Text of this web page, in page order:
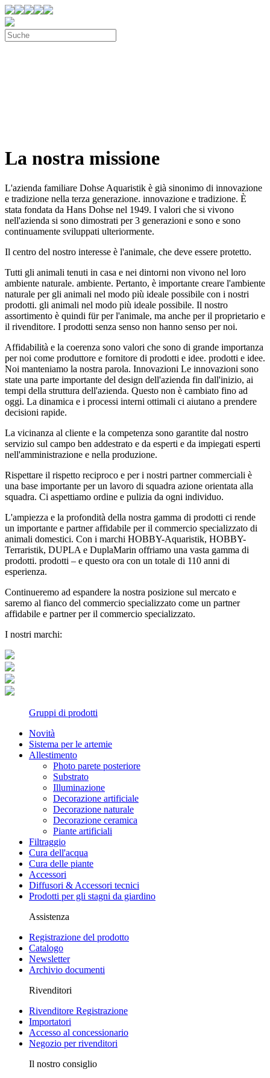
La nostra missione
L'azienda familiare Dohse Aquaristik è già sinonimo di innovazione
e tradizione nella terza generazione. innovazione e tradizione. È
stata fondata da Hans Dohse nel 1949. I valori che si vivono
nell'azienda si sono dimostrati per 3 generazioni e sono e sono
continuamente sviluppati ulteriormente.
Il centro del nostro interesse è l'animale, che deve essere protetto.
Tutti gli animali tenuti in casa e nei dintorni non vivono nel loro
ambiente naturale. ambiente. Pertanto, è importante creare l'ambiente
naturale per gli animali nel modo più ideale possibile con i nostri
prodotti. gli animali nel modo più ideale possibile. Il nostro
assortimento è quindi für per l'animale, ma anche per il proprietario e
il rivenditore. I prodotti senza senso non hanno senso per noi.
Affidabilità e la coerenza sono valori che sono di grande importanza
per noi come produttore e fornitore di prodotti e idee. prodotti e idee.
Noi manteniamo la nostra parola. Innovazioni Le innovazioni sono
state una parte importante del design dell'azienda fin dall'inizio, ai
tempi della struttura dell'azienda. Questo non è cambiato fino ad
oggi. La dinamica e i processi interni ottimali ci aiutano a prendere
decisioni rapide.
La vicinanza al cliente e la competenza sono garantite dal nostro
servizio sul campo ben addestrato e da esperti e da impiegati esperti
nell'amministrazione e nella produzione.
Rispettare il rispetto reciproco e per i nostri partner commerciali è
una base importante per un lavoro di squadra azione orientata alla
squadra. Ci aspettiamo ordine e pulizia da ogni individuo.
L'ampiezza e la profondità della nostra gamma di prodotti ci rende
un importante e partner affidabile per il commercio specializzato di
animali domestici. Con i marchi HOBBY-Aquaristik, HOBBY-
Terraristik, DUPLA e DuplaMarin offriamo una vasta gamma di
prodotti. prodotti – e questo ora con un totale di 110 anni di
esperienza.
Continueremo ad espandere la nostra posizione sul mercato e
saremo al fianco del commercio specializzato come un partner
affidabile e partner per il commercio specializzato.
I nostri marchi:
Gruppi di prodotti
Novità
Sistema per le artemie
Allestimento
Photo parete posteriore
Substrato
Illuminazione
Decorazione artificiale
Decorazione naturale
Decorazione ceramica
Piante artificiali
Filtraggio
Cura dell'acqua
Cura delle piante
Accessori
Diffusori & Accessori tecnici
Prodotti per gli stagni da giardino
Assistenza
Registrazione del prodotto
Catalogo
Newsletter
Archivio documenti
Rivenditori
Rivenditore Registrazione
Importatori
Accesso al concessionario
Negozio per rivenditori
Il nostro consiglio